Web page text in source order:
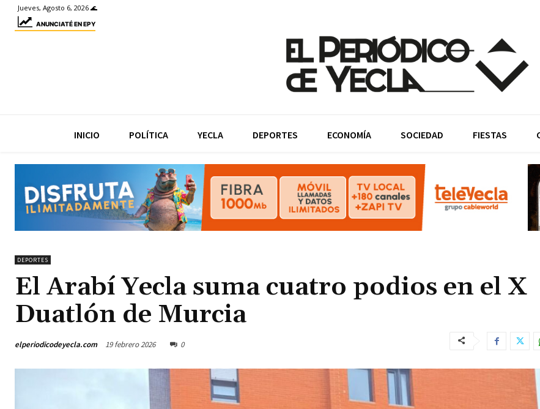
Jueves, Agosto 6, 2026 🌊
ANUNCIATÉ EN EPY
INICIO POLÍTICA YECLA DEPORTES ECONOMÍA SOCIEDAD FIESTAS
DEPORTES
El Arabí Yecla suma cuatro podios en el X
Duatlón de Murcia
elperiodicodeyecla.com 19 febrero 2026 0